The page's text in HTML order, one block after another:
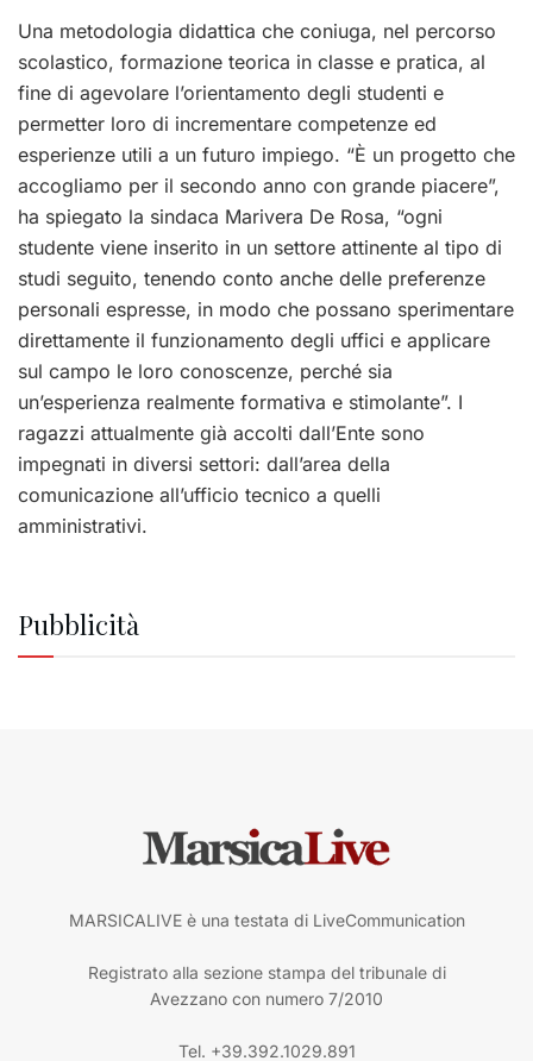
Una metodologia didattica che coniuga, nel percorso
scolastico, formazione teorica in classe e pratica, al
fine di agevolare l’orientamento degli studenti e
permetter loro di incrementare competenze ed
esperienze utili a un futuro impiego. “È un progetto che
accogliamo per il secondo anno con grande piacere”,
ha spiegato la sindaca Marivera De Rosa, “ogni
studente viene inserito in un settore attinente al tipo di
studi seguito, tenendo conto anche delle preferenze
personali espresse, in modo che possano sperimentare
direttamente il funzionamento degli uffici e applicare
sul campo le loro conoscenze, perché sia
un’esperienza realmente formativa e stimolante”. I
ragazzi attualmente già accolti dall’Ente sono
impegnati in diversi settori: dall’area della
comunicazione all’ufficio tecnico a quelli
amministrativi.
Pubblicità
MARSICALIVE è una testata di LiveCommunication
Registrato alla sezione stampa del tribunale di
Avezzano con numero 7/2010
Tel. +39.392.1029.891